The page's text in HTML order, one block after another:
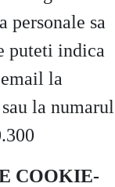
personale sa
puteti indica
la
la numarul
COOKIE-